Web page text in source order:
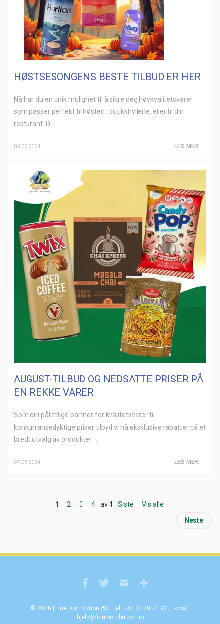
HØSTSESONGENS BESTE TILBUD ER HER
Nå har du en unik mulighet til å sikre deg høykvalitetsvarer
som passer perfekt til høsten i butikkhyllene, eller til din
resturant. D...
03.09.2024 LES MER
AUGUST-TILBUD OG NEDSATTE PRISER PÅ
EN REKKE VARER
Som din pålitelige partner for kvalitetsvarer til
konkurransedyktige priser tilbyd vi nå eksklusive rabatter på et
bredt utvalg av produkter. ...
07.08.2024 LES MER
1 2 3 4 av 4
Neste
Siste Vis alle
© 2026 | Fine Distribution AS | Tel: +47 22 70 71 92 | E-post:
hjelp@finedistribution.no